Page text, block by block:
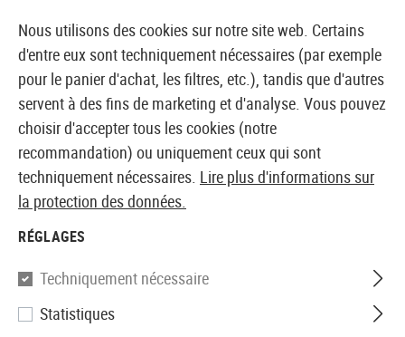
BOUTIQUE ET GROSSISTE EUROPÉEN AIRSOFT
Accueil Tuning et pièces détachées AEG Interne
Prometheus
Metal Piston Head
Nous utilisons des cookies sur notre site web. Certains
d'entre eux sont techniquement nécessaires (par exemple
pour le panier d'achat, les filtres, etc.), tandis que d'autres
servent à des fins de marketing et d'analyse. Vous pouvez
choisir d'accepter tous les cookies (notre
recommandation) ou uniquement ceux qui sont
techniquement nécessaires. Lire plus d'informations sur
la protection des données.
RÉGLAGES
Techniquement nécessaire
Statistiques